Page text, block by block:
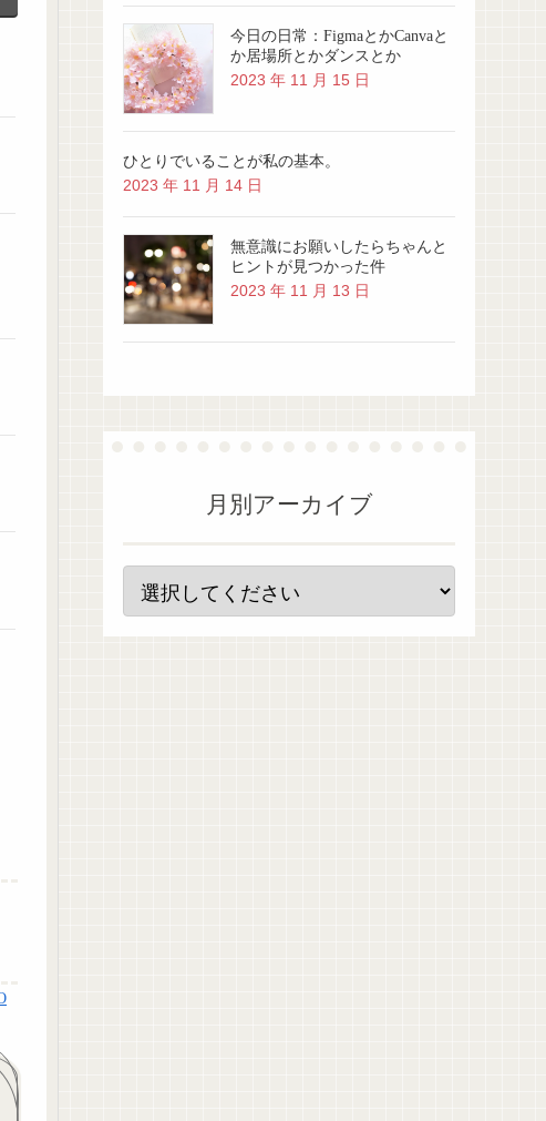
今日の日常：FigmaとかCanvaと
か居場所とかダンスとか
2023 年 11 月 15 日
ひとりでいることが私の基本。
2023 年 11 月 14 日
無意識にお願いしたらちゃんと
ヒントが見つかった件
2023 年 11 月 13 日
月別アーカイブ